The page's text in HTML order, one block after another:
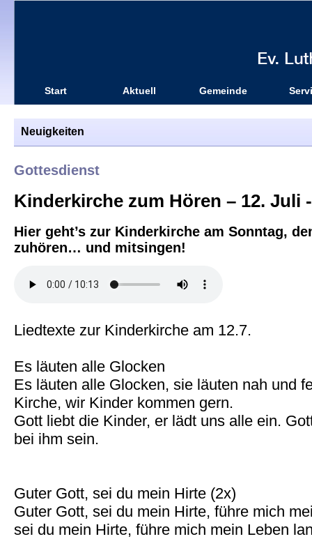
Start Aktuell Gemeinde
Neuigkeiten
Gottesdienst
Kinderkirche zum Hören – 12. Juli
Hier geht’s zur Kinderkirche am Sonntag,
zuhören… und mitsingen!
Liedtexte zur Kinderkirche am 12.7.
Es läuten alle Glocken
Es läuten alle Glocken, sie läuten nah und
Kirche, wir Kinder kommen gern.
Gott liebt die Kinder, er lädt uns alle ein.
bei ihm sein.
Guter Gott, sei du mein Hirte (2x)
Guter Gott, sei du mein Hirte, führe mich
sei du mein Hirte, führe mich mein Leben